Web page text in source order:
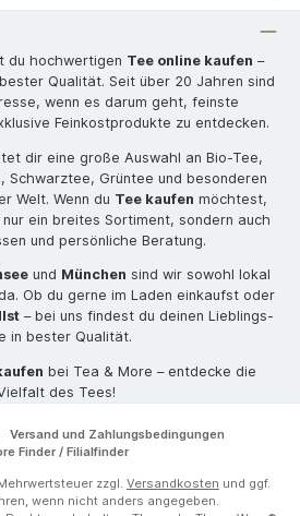
du hochwertigen Tee online kaufen –
Qualität. Seit über 20 Jahren sind
wenn es darum geht, feinste
Feinkostprodukte zu entdecken.
dir eine große Auswahl an Bio-Tee,
Schwarztee, Grüntee und besonderen
Welt. Wenn du Tee kaufen möchtest,
ein breites Sortiment, sondern auch
und persönliche Beratung.
und München sind wir sowohl lokal
Ob du gerne im Laden einkaufst oder
– bei uns findest du deinen Lieblings-
in bester Qualität.
bei Tea & More – entdecke die
des Tees!
Versand und Zahlungsbedingungen
Finder / Filialfinder
zzgl. Versandkosten und ggf.
wenn nicht anders angegeben.